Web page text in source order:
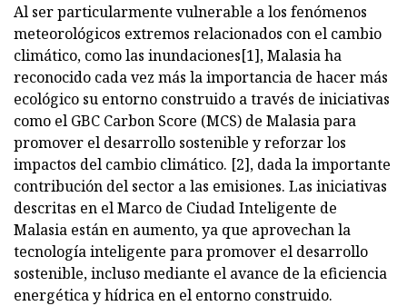
Al ser particularmente vulnerable a los fenómenos
meteorológicos extremos relacionados con el cambio
climático, como las inundaciones[1], Malasia ha
reconocido cada vez más la importancia de hacer más
ecológico su entorno construido a través de iniciativas
como el GBC Carbon Score (MCS) de Malasia para
promover el desarrollo sostenible y reforzar los
impactos del cambio climático. [2], dada la importante
contribución del sector a las emisiones. Las iniciativas
descritas en el Marco de Ciudad Inteligente de
Malasia están en aumento, ya que aprovechan la
tecnología inteligente para promover el desarrollo
sostenible, incluso mediante el avance de la eficiencia
energética y hídrica en el entorno construido.